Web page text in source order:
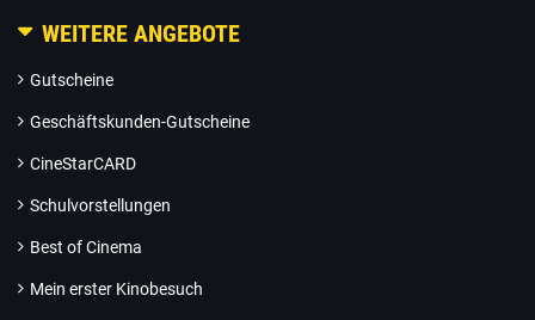
WEITERE ANGEBOTE
Gutscheine
Geschäftskunden-Gutscheine
CineStarCARD
Schulvorstellungen
Best of Cinema
Mein erster Kinobesuch